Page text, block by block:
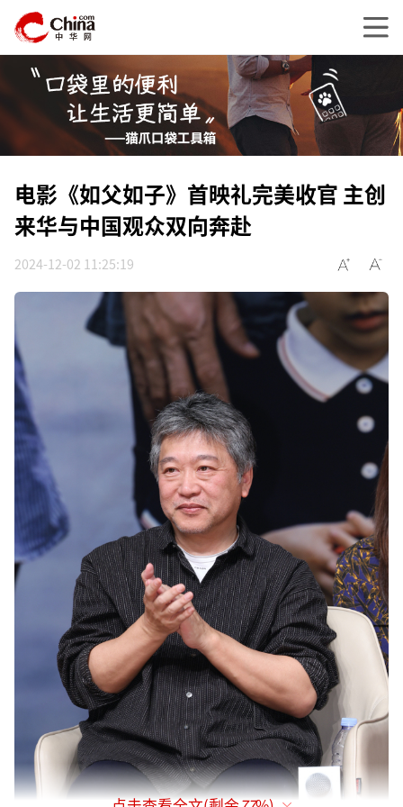
电影《如父如子》首映礼完美收官 主创
来华与中国观众双向奔赴
2024-12-02 11:25:19